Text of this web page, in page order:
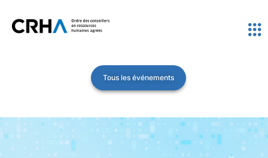
Tous les événements